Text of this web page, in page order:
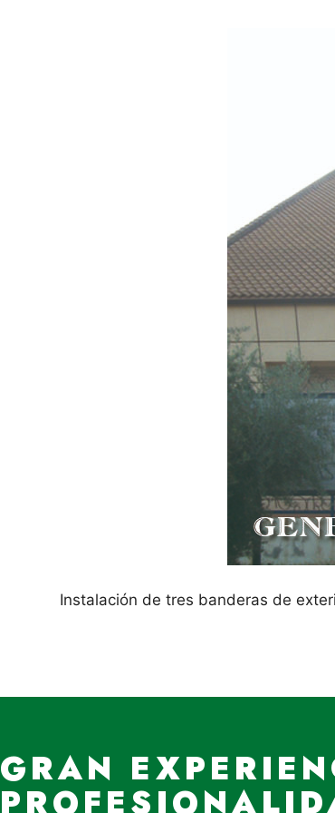
Instalación de tres banderas de
GRAN